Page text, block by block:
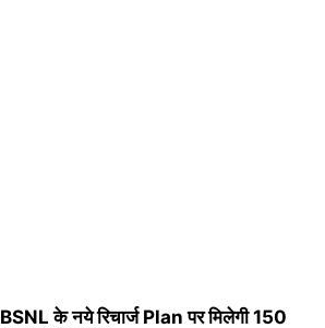
BSNL के नये रिचार्ज Plan पर मिलेगी 150